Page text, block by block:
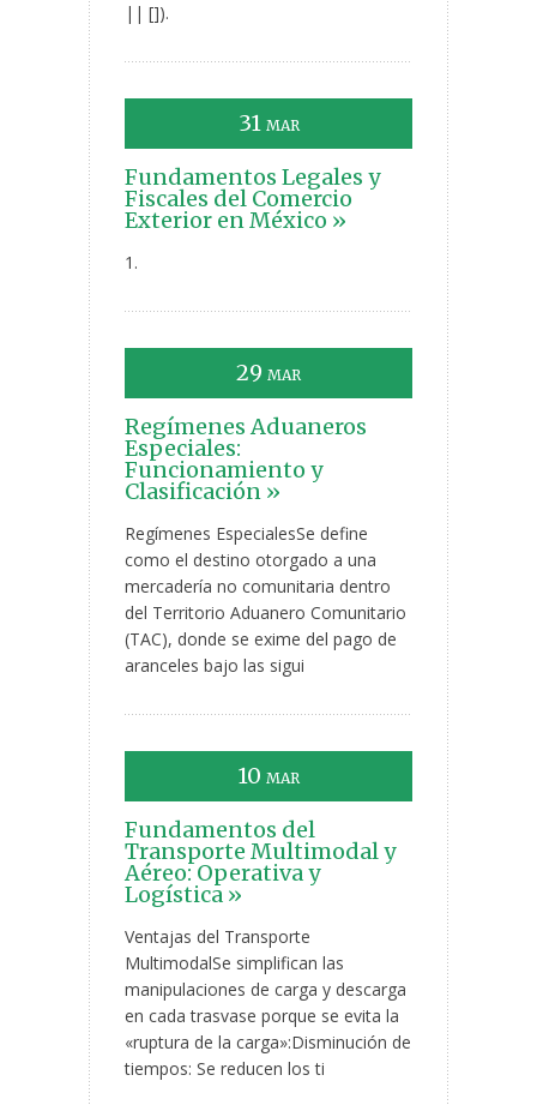
|| []).
31 MAR
Fundamentos Legales y
Fiscales del Comercio
Exterior en México »
1.
29 MAR
Regímenes Aduaneros
Especiales:
Funcionamiento y
Clasificación »
Regímenes EspecialesSe define
como el destino otorgado a una
mercadería no comunitaria dentro
del Territorio Aduanero Comunitario
(TAC), donde se exime del pago de
aranceles bajo las sigui
10 MAR
Fundamentos del
Transporte Multimodal y
Aéreo: Operativa y
Logística »
Ventajas del Transporte
MultimodalSe simplifican las
manipulaciones de carga y descarga
en cada trasvase porque se evita la
«ruptura de la carga»:Disminución de
tiempos: Se reducen los ti